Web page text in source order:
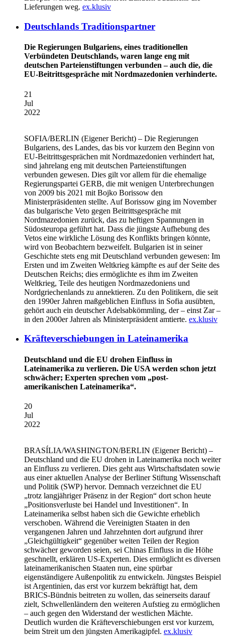
Lieferungen weg. ex.klusiv
Deutschlands Traditionspartner
Die Regierungen Bulgariens, eines traditionellen
Verbündeten Deutschlands, waren lange eng mit
deutschen Parteienstiftungen verbunden – auch die, die
EU-Beitrittsgespräche mit Nordmazedonien verhinderte.
21
Jul
2022
SOFIA/BERLIN (Eigener Bericht) – Die Regierungen
Bulgariens, des Landes, das bis vor kurzem den Beginn von
EU-Beitrittsgesprächen mit Nordmazedonien verhindert hat,
sind jahrelang eng mit deutschen Parteienstiftungen
verbunden gewesen. Dies gilt vor allem für die ehemalige
Regierungspartei GERB, die mit wenigen Unterbrechungen
von 2009 bis 2021 mit Bojko Borissow den
Ministerpräsidenten stellte. Auf Borissow ging im November
das bulgarische Veto gegen Beitrittsgespräche mit
Nordmazedonien zurück, das zu heftigen Spannungen in
Südosteuropa geführt hat. Dass die jüngste Aufhebung des
Vetos eine wirkliche Lösung des Konflikts bringen könnte,
wird von Beobachtern bezweifelt. Bulgarien ist in seiner
Geschichte stets eng mit Deutschland verbunden gewesen: Im
Ersten und im Zweiten Weltkrieg kämpfte es auf der Seite des
Deutschen Reichs; dies ermöglichte es ihm im Zweiten
Weltkrieg, Teile des heutigen Nordmazedoniens und
Nordgriechenlands zu annektieren. Zu den Politikern, die seit
den 1990er Jahren maßgeblichen Einfluss in Sofia ausübten,
gehört auch ein deutscher Adelsabkömmling, der – einst Zar –
in den 2000er Jahren als Ministerpräsident amtierte. ex.klusiv
Kräfteverschiebungen in Lateinamerika
Deutschland und die EU drohen Einfluss in
Lateinamerika zu verlieren. Die USA werden schon jetzt
schwächer; Experten sprechen vom „post-
amerikanischen Lateinamerika“.
20
Jul
2022
BRASÍLIA/WASHINGTON/BERLIN (Eigener Bericht) –
Deutschland und die EU drohen in Lateinamerika noch weiter
an Einfluss zu verlieren. Dies geht aus Wirtschaftsdaten sowie
aus einer aktuellen Analyse der Berliner Stiftung Wissenschaft
und Politik (SWP) hervor. Demnach verzeichnet die EU
„trotz langjähriger Präsenz in der Region“ dort schon heute
„Positionsverluste bei Handel und Investitionen“. In
Lateinamerika selbst haben sich die Gewichte erheblich
verschoben. Während die Vereinigten Staaten in den
vergangenen Jahren und Jahrzehnten dort aufgrund ihrer
„Gleichgültigkeit“ gegenüber weiten Teilen der Region
schwächer geworden seien, sei Chinas Einfluss in die Höhe
geschnellt, erklären US-Experten. Dies ermöglicht es diversen
lateinamerikanischen Staaten nun, eine spürbar
eigenständigere Außenpolitik zu entwickeln. Jüngstes Beispiel
ist Argentinien, das erst vor kurzem bekräftigt hat, dem
BRICS-Bündnis beitreten zu wollen, das seinerseits darauf
zielt, Schwellenländern den weiteren Aufstieg zu ermöglichen
– auch gegen den Widerstand der westlichen Mächte.
Deutlich wurden die Kräfteverschiebungen erst vor kurzem,
beim Streit um den jüngsten Amerikagipfel. ex.klusiv